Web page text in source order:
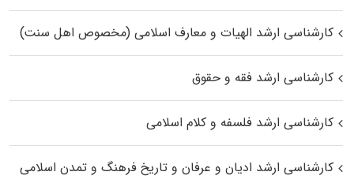
کارشناسی ارشد الهیات و معارف اسلامی (مخصوص اهل سنت)
کارشناسی ارشد فقه و حقوق
کارشناسی ارشد فلسفه و کلام اسلامی
کارشناسی ارشد ادیان و عرفان و تاریخ فرهنگ و تمدن اسلامی